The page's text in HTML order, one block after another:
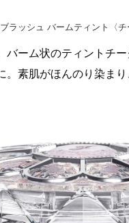
ラッシュ バームティント〈
バーム状のティントチ
。素肌がほんのり染ま